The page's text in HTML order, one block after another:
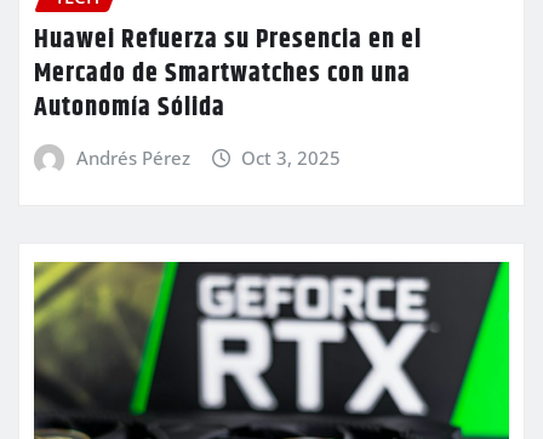
Huawei Refuerza su Presencia en el
Mercado de Smartwatches con una
Autonomía Sólida
Andrés Pérez Oct 3, 2025